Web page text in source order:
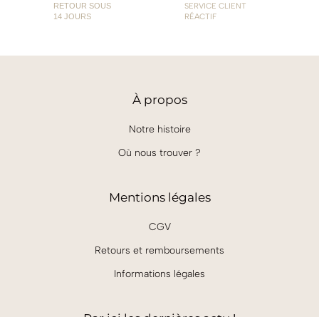
RETOUR SOUS
14 JOURS
SERVICE CLIENT
RÉACTIF
Àpropos
Notre histoire
Où nous trouver ?
Mentions légales
CGV
Retours et remboursements
Informations légales